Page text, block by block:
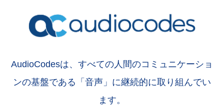
AudioCodesは、すべての人間のコミュニケーショ
ンの基盤である 「音声」に継続的に取り組んでい
ます。